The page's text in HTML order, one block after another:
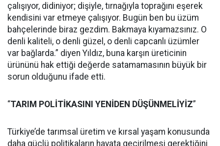
çalışıyor, didiniyor; dişiyle, tırnağıyla toprağını eşerek
kendisini var etmeye çalışıyor. Bugün ben bu üzüm
bahçelerinde biraz gezdim. Bakmaya kıyamazsınız. O
denli kaliteli, o denli güzel, o denli capcanlı üzümler
var bağlarda.” diyen Yıldız, buna karşın üreticinin
ürününü hak ettiği değerde satamamasının büyük bir
sorun olduğunu ifade etti.
“TARIM POLİTİKASINI YENİDEN DÜŞÜNMELİYİZ”
Türkiye’de tarımsal üretim ve kırsal yaşam konusunda
daha güçlü politikaların hayata geçirilmesi gerektiğini